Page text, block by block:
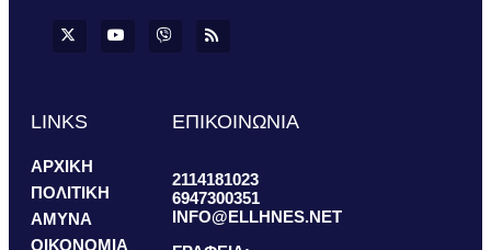
LINKS
ΑΡΧΙΚΗ
ΠΟΛΙΤΙΚΗ
ΑΜΥΝΑ
ΟΙΚΟΝΟΜΙΑ
ΕΠΙΚΟΙΝΩΝΙΑ
2114181023
6947300351
INFO@ELLHNES.NET